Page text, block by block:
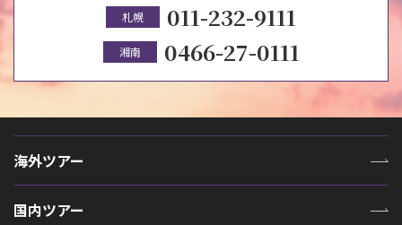
札幌 011-232-9111
湘南 0466-27-0111
海外ツアー
国内ツアー